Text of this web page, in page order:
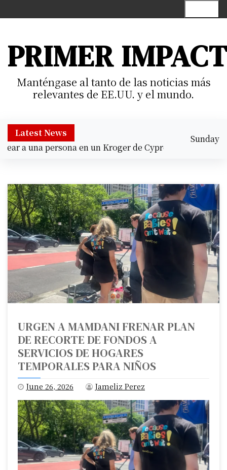
k
PRIMER
Manténgase al tanto de las noticias más
relevantes de EE.UU. y el mundo.
Latest News
persona en un Kroger de Cypress |Prisión
Sunday
URGEN A MAMDANI FRENAR PLAN
DE RECORTE DE FONDOS A
SERVICIOS DE HOGARES
TEMPORALES PARA NIÑOS
June 26, 2026 Jameliz Perez